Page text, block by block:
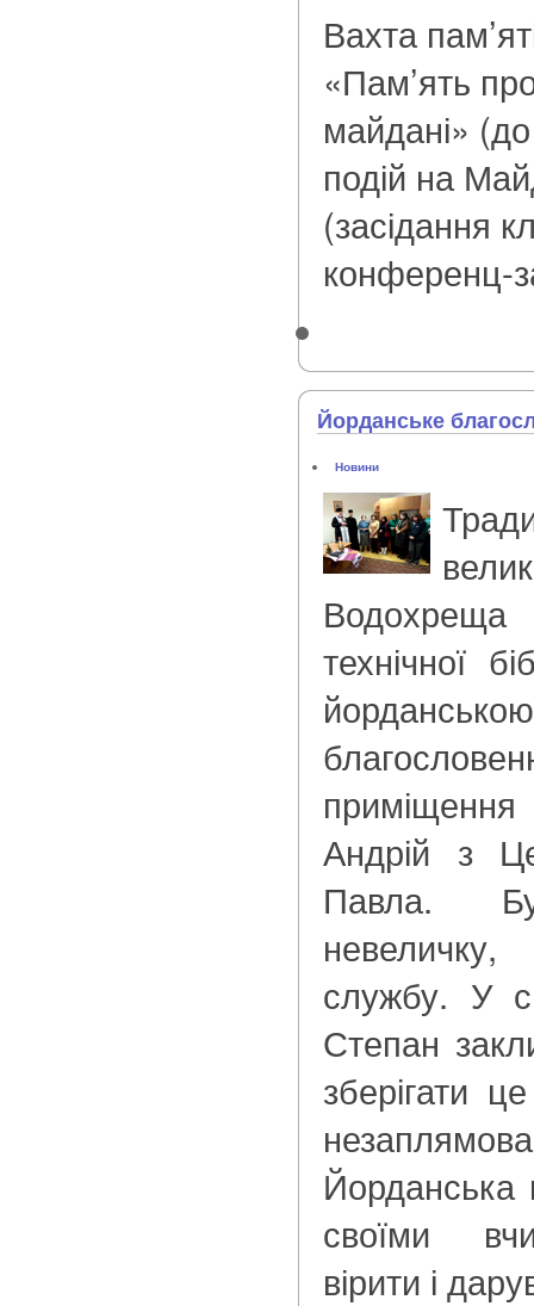
Вахта
«Пам’ять
майдані» (до
подій на
(засідання
конференц-
Йорданське
Новини
технічної
Андрій з
Павла.
службу. У
Степан
зберігати
Йорданська
своїми
вірити і